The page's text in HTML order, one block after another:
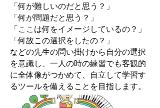
「何が難しいのだと思う？」
「何が問題だと思う？」
「ここは何をイメージしているの？」
「何故この選択をしたの？」
などの先生の問い掛けから自分の選択
を意識し、一人の時の練習でも客観的
に全体像がつかめて、自立して学習す
るツールを備えることを目指します。